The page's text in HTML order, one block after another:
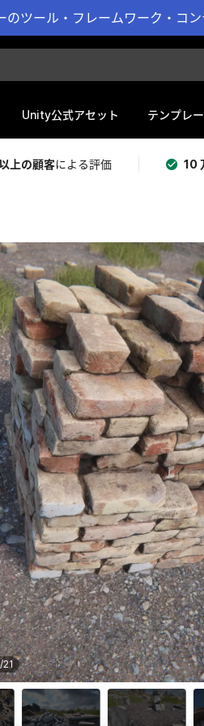
のツール・フレームワーク・コ
Unity公式アセット テンプレ
上の顧客による評価 10
/21